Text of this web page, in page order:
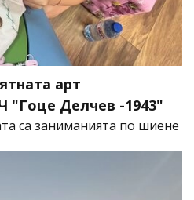
арт
"Гоце Делчев -1943"
са заниманията по шиене